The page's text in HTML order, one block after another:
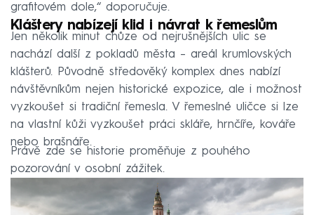
grafitovém dole,“ doporučuje.
Kláštery nabízejí klid i návrat k řemeslům
Jen několik minut chůze od nejrušnějších ulic se
nachází další z pokladů města – areál krumlovských
klášterů. Původně středověký komplex dnes nabízí
návštěvníkům nejen historické expozice, ale i možnost
vyzkoušet si tradiční řemesla. V řemeslné uličce si lze
na vlastní kůži vyzkoušet práci skláře, hrnčíře, kováře
nebo brašnáře.
Právě zde se historie proměňuje z pouhého
pozorování v osobní zážitek.